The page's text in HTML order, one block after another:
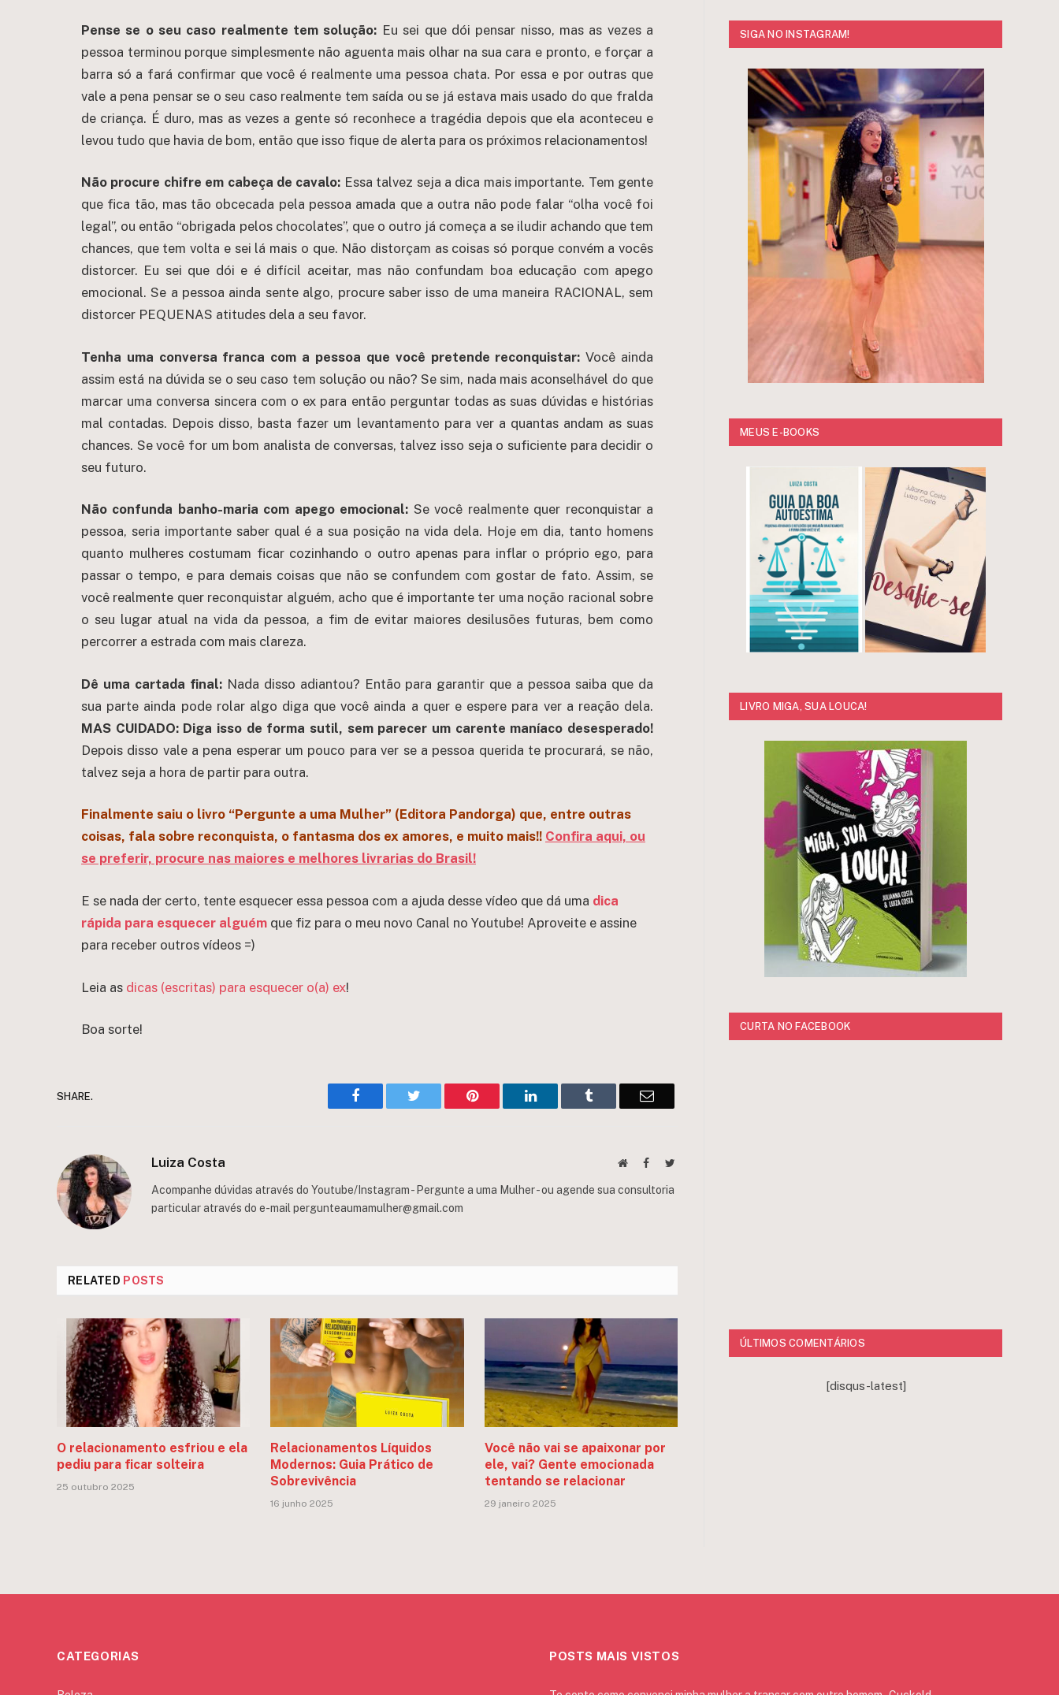
Pense se o seu caso realmente tem solução: Eu sei que dói pensar nisso, mas as vezes a
pessoa terminou porque simplesmente não aguenta mais olhar na sua cara e pronto, e forçar a
barra só a fará confirmar que você é realmente uma pessoa chata. Por essa e por outras que
vale a pena pensar se o seu caso realmente tem saída ou se já estava mais usado do que fralda
de criança. É duro, mas as vezes a gente só reconhece a tragédia depois que ela aconteceu e
levou tudo que havia de bom, então que isso fique de alerta para os próximos relacionamentos!
Não procure chifre em cabeça de cavalo: Essa talvez seja a dica mais importante. Tem gente
que fica tão, mas tão obcecada pela pessoa amada que a outra não pode falar “olha você foi
legal”, ou então “obrigada pelos chocolates”, que o outro já começa a se iludir achando que tem
chances, que tem volta e sei lá mais o que. Não distorçam as coisas só porque convém a vocês
distorcer. Eu sei que dói e é difícil aceitar, mas não confundam boa educação com apego
emocional. Se a pessoa ainda sente algo, procure saber isso de uma maneira RACIONAL, sem
distorcer PEQUENAS atitudes dela a seu favor.
Tenha uma conversa franca com a pessoa que você pretende reconquistar: Você ainda
assim está na dúvida se o seu caso tem solução ou não? Se sim, nada mais aconselhável do que
marcar uma conversa sincera com o ex para então perguntar todas as suas dúvidas e histórias
mal contadas. Depois disso, basta fazer um levantamento para ver a quantas andam as suas
chances. Se você for um bom analista de conversas, talvez isso seja o suficiente para decidir o
seu futuro.
Não confunda banho-maria com apego emocional: Se você realmente quer reconquistar a
pessoa, seria importante saber qual é a sua posição na vida dela. Hoje em dia, tanto homens
quanto mulheres costumam ficar cozinhando o outro apenas para inflar o próprio ego, para
passar o tempo, e para demais coisas que não se confundem com gostar de fato. Assim, se
você realmente quer reconquistar alguém, acho que é importante ter uma noção racional sobre
o seu lugar atual na vida da pessoa, a fim de evitar maiores desilusões futuras, bem como
percorrer a estrada com mais clareza.
Dê uma cartada final:Nada disso adiantou? Então para garantir que a pessoa saiba que da
sua parte ainda pode rolar algo diga que você ainda a quer e espere para ver a reação dela.
MAS CUIDADO: Diga isso de forma sutil, sem parecer um carente maníaco desesperado!
Depois disso vale a pena esperar um pouco para ver se a pessoa querida te procurará, se não,
talvez seja a hora de partir para outra.
Finalmente saiu o livro “Pergunte a uma Mulher” (Editora Pandorga) que, entre outras
coisas, fala sobre reconquista, o fantasma dos ex amores, e muito mais!! Confira aqui, ou
se preferir, procure nas maiores e melhores livrarias do Brasil!
E se nada der certo, tente esquecer essa pessoa com a ajuda desse vídeo que dá uma dica
rápida para esquecer alguém que fiz para o meu novo Canal no Youtube! Aproveite e assine
para receber outros vídeos =)
Leia as dicas (escritas) para esquecer o(a) ex!
Boa sorte!
SHARE. Facebook Twitter Pinterest LinkedIn Tumblr Email
Luiza Costa WebsiteFacebookTwitter
Acompanhe dúvidas através do Youtube/Instagram - Pergunte a uma Mulher - ou agende sua consultoria
particular através do e-mail pergunteaumamulher@gmail.com
RELATED POSTS
O relacionamento esfriou e ela
pediu para ficar solteira
25 outubro 2025
Relacionamentos Líquidos
Modernos: Guia Prático de
Sobrevivência
16 junho 2025
Você não vai se apaixonar por
ele, vai? Gente emocionada
tentando se relacionar
29 janeiro 2025
SIGA NO INSTAGRAM!
MEUS E-BOOKS
LIVRO MIGA, SUA LOUCA!
CURTA NO FACEBOOK
ÚLTIMOS COMENTÁRIOS
[disqus-latest]
CATEGORIAS POSTS MAIS VISTOS